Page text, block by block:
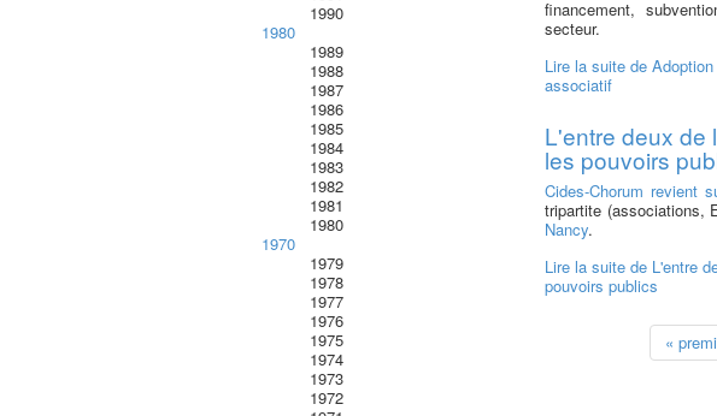
1990
1980
1989
1988
1987
1986
1985
1984
1983
1982
1981
1980
1970
1979
1978
1977
1976
1975
1974
1973
1972
financement,
secteur.
Lire la suite de
associatif
L'entre deux de
les pouvoirs
Cides-Chorum revient
tripartite (associations,
Nancy.
Lire la suite de L'entre
pouvoirs publics
«